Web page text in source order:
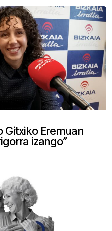
Gitxiko Eremuan
izango”